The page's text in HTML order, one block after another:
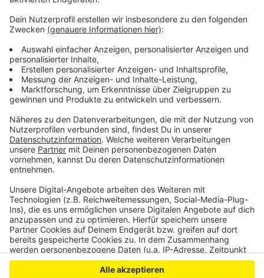
Anzeige
Verbraucheraufklärung passieren, indem gezeigt wird,
welche Produkte es alles aus unserer Region gibt.
Damit will das Bündnis eine solidarische
Marktwirtschaft schaffen. Als nächstes wollen die
Mitglieder sich jetzt weiter vernetzen, Mitwirkende
suchen und es soll Gespräche mit der Politik geben.
Ziel ist eine Gründung bis zum nächsten Frühjahr.
Anzeige
Anzeige